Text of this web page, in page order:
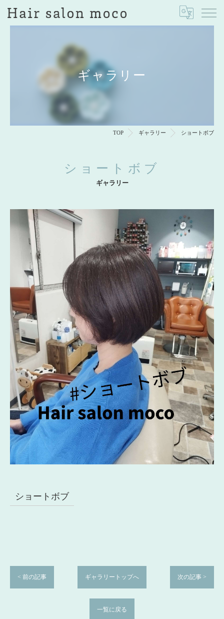
ギャラリー
TOP ギャラリー ショートボブ
ギャラリー
ショートボブ
ショートボブ
< 前の記事 ギャラリートップへ 次の記事 >
一覧に戻る